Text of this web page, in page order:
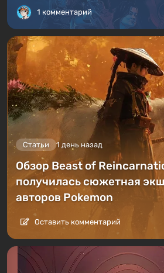
1 комментарий
Статьи 1 день назад
Обзор Beast of
получилась сюжетная
авторов Pokemon
Оставить комментарий